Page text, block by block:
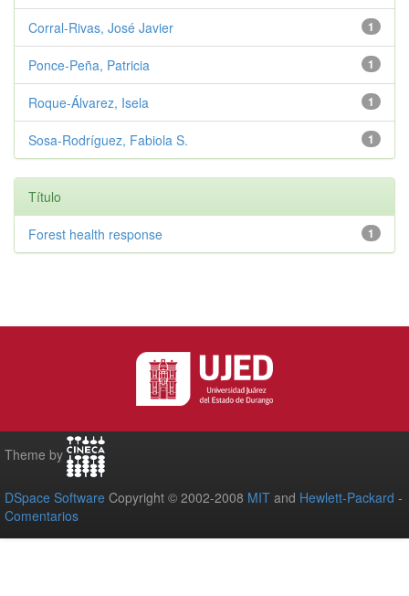
1
Corral-Rivas, José Javier
1
Ponce-Peña, Patricia
1
Roque-Álvarez, Isela
1
Sosa-Rodríguez, Fabiola S.
Título
1
Forest health response
Theme by
DSpace Software Copyright © 2002-2008 MIT and Hewlett-Packard -
Comentarios